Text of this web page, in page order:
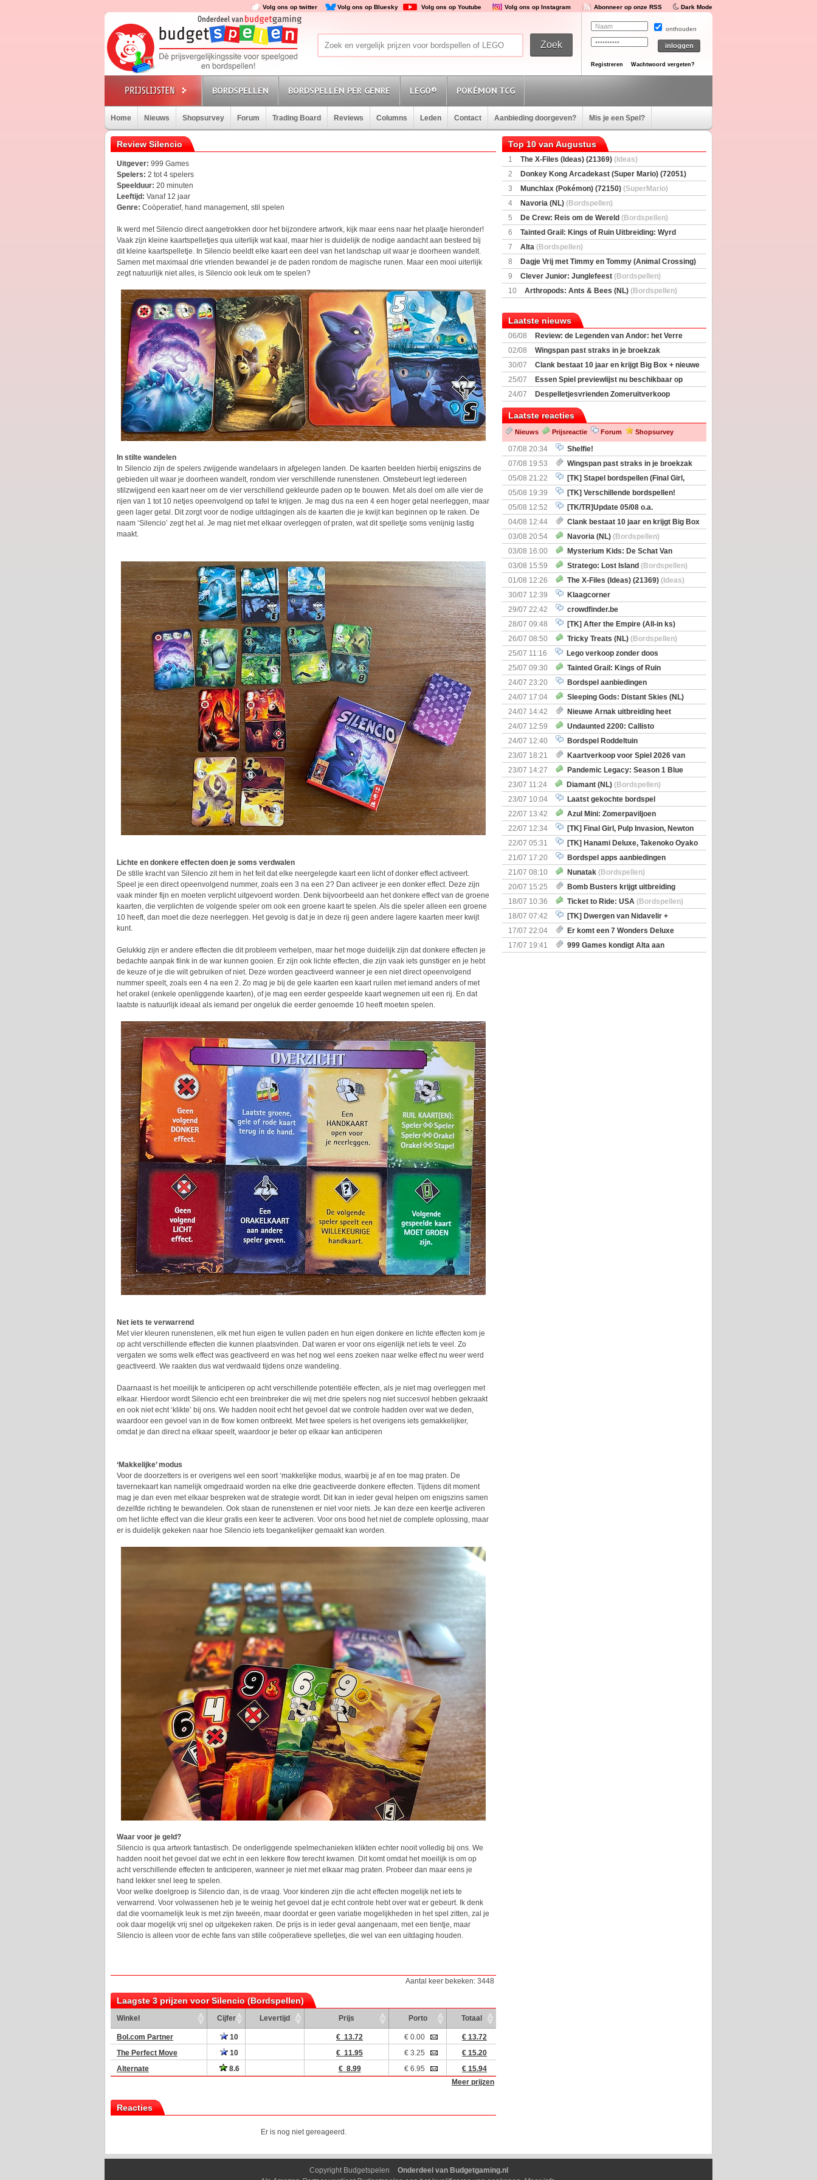
Volg ons op twitter Volg ons op Bluesky Volg ons op Youtube Volg ons op Instagram Abonneer op onze RSS Dark Mode
onthouden
Registreren Wachtwoord vergeten?
BORDSPELLEN BORDSPELLEN PER GENRE LEGO® POKÉMON TCG
Home Nieuws Shopsurvey Forum Trading Board Reviews Columns Leden Contact Aanbieding doorgeven? Mis je een Spel?
Review Silencio
Uitgever: 999 Games
Spelers: 2 tot 4 spelers
Speelduur: 20 minuten
Leeftijd: Vanaf 12 jaar
Genre: Coöperatief, hand management, stil spelen
Ik werd met Silencio direct aangetrokken door het bijzondere artwork, kijk maar eens naar het plaatje hieronder!
Vaak zijn kleine kaartspelletjes qua uiterlijk wat kaal, maar hier is duidelijk de nodige aandacht aan besteed bij
dit kleine kaartspelletje. In Silencio beeldt elke kaart een deel van het landschap uit waar je doorheen wandelt.
Samen met maximaal drie vrienden bewandel je de paden rondom de magische runen. Maar een mooi uiterlijk
zegt natuurlijk niet alles, is Silencio ook leuk om te spelen?
In stilte wandelen
In Silencio zijn de spelers zwijgende wandelaars in afgelegen landen. De kaarten beelden hierbij enigszins de
gebieden uit waar je doorheen wandelt, rondom vier verschillende runenstenen. Omstebeurt legt iedereen
stilzwijgend een kaart neer om de vier verschillend gekleurde paden op te bouwen. Met als doel om alle vier de
rijen van 1 tot 10 netjes opeenvolgend op tafel te krijgen. Je mag dus na een 4 een hoger getal neerleggen, maar
geen lager getal. Dit zorgt voor de nodige uitdagingen als de kaarten die je kwijt kan beginnen op te raken. De
naam ‘Silencio’ zegt het al. Je mag niet met elkaar overleggen of praten, wat dit spelletje soms venijnig lastig
maakt.
Lichte en donkere effecten doen je soms verdwalen
De stille kracht van Silencio zit hem in het feit dat elke neergelegde kaart een licht of donker effect activeert.
Speel je een direct opeenvolgend nummer, zoals een 3 na een 2? Dan activeer je een donker effect. Deze zijn
vaak minder fijn en moeten verplicht uitgevoerd worden. Denk bijvoorbeeld aan het donkere effect van de groene
kaarten, die verplichten de volgende speler om ook een groene kaart te spelen. Als die speler alleen een groene
10 heeft, dan moet die deze neerleggen. Het gevolg is dat je in deze rij geen andere lagere kaarten meer kwijt
kunt.
Gelukkig zijn er andere effecten die dit probleem verhelpen, maar het moge duidelijk zijn dat donkere effecten je
bedachte aanpak flink in de war kunnen gooien. Er zijn ook lichte effecten, die zijn vaak iets gunstiger en je hebt
de keuze of je die wilt gebruiken of niet. Deze worden geactiveerd wanneer je een niet direct opeenvolgend
nummer speelt, zoals een 4 na een 2. Zo mag je bij de gele kaarten een kaart ruilen met iemand anders of met
het orakel (enkele openliggende kaarten), of je mag een eerder gespeelde kaart wegnemen uit een rij. En dat
laatste is natuurlijk ideaal als iemand per ongeluk die eerder genoemde 10 heeft moeten spelen.
Net iets te verwarrend
Met vier kleuren runenstenen, elk met hun eigen te vullen paden en hun eigen donkere en lichte effecten kom je
op acht verschillende effecten die kunnen plaatsvinden. Dat waren er voor ons eigenlijk net iets te veel. Zo
vergaten we soms welk effect was geactiveerd en was het nog wel eens zoeken naar welke effect nu weer werd
geactiveerd. We raakten dus wat verdwaald tijdens onze wandeling.
Daarnaast is het moeilijk te anticiperen op acht verschillende potentiële effecten, als je niet mag overleggen met
elkaar. Hierdoor wordt Silencio echt een breinbreker die wij met drie spelers nog niet succesvol hebben gekraakt
en ook niet echt ‘klikte’ bij ons. We hadden nooit echt het gevoel dat we controle hadden over wat we deden,
waardoor een gevoel van in de flow komen ontbreekt. Met twee spelers is het overigens iets gemakkelijker,
omdat je dan direct na elkaar speelt, waardoor je beter op elkaar kan anticiperen
‘Makkelijke’ modus
Voor de doorzetters is er overigens wel een soort ‘makkelijke modus, waarbij je af en toe mag praten. De
tavernekaart kan namelijk omgedraaid worden na elke drie geactiveerde donkere effecten. Tijdens dit moment
mag je dan even met elkaar bespreken wat de strategie wordt. Dit kan in ieder geval helpen om enigszins samen
dezelfde richting te bewandelen. Ook staan de runenstenen er niet voor niets. Je kan deze een keertje activeren
om het lichte effect van die kleur gratis een keer te activeren. Voor ons bood het niet de complete oplossing, maar
er is duidelijk gekeken naar hoe Silencio iets toegankelijker gemaakt kan worden.
Waar voor je geld?
Silencio is qua artwork fantastisch. De onderliggende spelmechanieken klikten echter nooit volledig bij ons. We
hadden nooit het gevoel dat we echt in een lekkere flow terecht kwamen. Dit komt omdat het moeilijk is om op
acht verschillende effecten te anticiperen, wanneer je niet met elkaar mag praten. Probeer dan maar eens je
hand lekker snel leeg te spelen.
Voor welke doelgroep is Silencio dan, is de vraag. Voor kinderen zijn die acht effecten mogelijk net iets te
verwarrend. Voor volwassenen heb je te weinig het gevoel dat je echt controle hebt over wat er gebeurt. Ik denk
dat die voornamelijk leuk is met zijn tweeën, maar doordat er geen variatie mogelijkheden in het spel zitten, zal je
ook daar mogelijk vrij snel op uitgekeken raken. De prijs is in ieder geval aangenaam, met een tientje, maar
Silencio is alleen voor de echte fans van stille coöperatieve spelletjes, die wel van een uitdaging houden.
Aantal keer bekeken: 3448
Laagste 3 prijzen voor Silencio (Bordspellen)
Winkel Cijfer Levertijd Prijs Porto Totaal
Bol.com Partner 10 € 13.72 € 0.00
€ 13.72
The Perfect Move
10 € 11.95 € 3.25
€ 15.20
Alternate
8.6 € 8.99 € 6.95
€ 15.94
Meer prijzen
Reacties
Er is nog niet gereageerd.
Top 10 van Augustus
1 The X-Files (Ideas) (21369) (Ideas)
2
Donkey Kong Arcadekast (Super Mario) (72051)
(SuperMario)
3 Munchlax (Pokémon) (72150) (SuperMario)
4
Navoria (NL) (Bordspellen)
5
De Crew: Reis om de Wereld (Bordspellen)
6
Tainted Grail: Kings of Ruin Uitbreiding: Wyrd
Encounters(Bordspellen)
7 Alta (Bordspellen)
8
Dagje Vrij met Timmy en Tommy (Animal Crossing)
(77059)(Ideas)
9 Clever Junior: Junglefeest (Bordspellen)
10
Arthropods: Ants & Bees (NL) (Bordspellen)
Laatste nieuws
06/08
Review: de Legenden van Andor: het Verre
Land
02/08
Wingspan past straks in je broekzak
30/07
Clank bestaat 10 jaar en krijgt Big Box + nieuwe
uitbreiding
25/07
Essen Spiel previewlijst nu beschikbaar op
Boardgamegeek
24/07
Despelletjesvrienden Zomeruitverkoop
Laatste reacties
Nieuws Prijsreactie Forum Shopsurvey
07/08 20:34
Shelfie!
07/08 19:53
Wingspan past straks in je broekzak
05/08 21:22
[TK] Stapel bordspellen (Final Girl,
Nemesis Retaliation, Zombicide Invader)
05/08 19:39
[TK] Verschillende bordspellen!
05/08 12:52
[TK/TR]Update 05/08 o.a.
Prijsverlagingen, Imperium Horizons, 20 Strong
04/08 12:44
Clank bestaat 10 jaar en krijgt Big Box
+ nieuwe uitbreiding
03/08 20:54 Navoria (NL) (Bordspellen)
03/08 16:00
Mysterium Kids: De Schat Van
Kapitein Boe
(Bordspellen)
03/08 15:59 Stratego: Lost Island (Bordspellen)
01/08 12:26
The X-Files (Ideas) (21369) (Ideas)
30/07 12:39
Klaagcorner
29/07 22:42
crowdfinder.be
28/07 09:48
[TK] After the Empire (All-in ks)
26/07 08:50
Tricky Treats (NL) (Bordspellen)
25/07 11:16
Lego verkoop zonder doos
25/07 09:30
Tainted Grail: Kings of Ruin
Uitbreiding: Wyrd Encounters(Bordspellen)
24/07 23:20
Bordspel aanbiedingen
24/07 17:04
Sleeping Gods: Distant Skies (NL)
(Bordspellen)
24/07 14:42
Nieuwe Arnak uitbreiding heet
Surprise Shipments
24/07 12:59
Undaunted 2200: Callisto
(Bordspellen)
24/07 12:40
Bordspel Roddeltuin
23/07 18:21
Kaartverkoop voor Spiel 2026 van
start
23/07 14:27
Pandemic Legacy: Season 1 Blue
(Bordspellen)
23/07 11:24 Diamant (NL) (Bordspellen)
23/07 10:04
Laatst gekochte bordspel
22/07 13:42
Azul Mini: Zomerpaviljoen
(Bordspellen)
22/07 12:34
[TK] Final Girl, Pulp Invasion, Newton
& Great Discoveries
22/07 05:31
[TK] Hanami Deluxe, Takenoko Oyako
bigbox
21/07 17:20
Bordspel apps aanbiedingen
21/07 08:10
Nunatak (Bordspellen)
20/07 15:25
Bomb Busters krijgt uitbreiding
genaamd Pro Kit
18/07 10:36 Ticket to Ride: USA (Bordspellen)
18/07 07:42
[TK] Dwergen van Nidavelir +
Sherlock Holmes Consulting Detective
17/07 22:04
Er komt een 7 Wonders Deluxe
Monsterbox
17/07 19:41 999 Games kondigt Alta aan
Copyright Budgetspelen
Onderdeel van Budgetgaming.nl